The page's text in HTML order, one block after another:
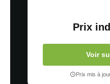
Prix
Voir
Prix mis à